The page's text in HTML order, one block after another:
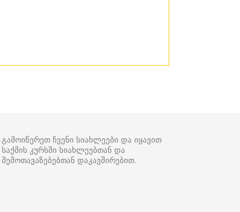
გამოიწერეთ ჩვენი სიახლეები და იყავით
საქმის კურსში სიახლეებთან და
შემოთავაზებებთან დაკავშირებით.